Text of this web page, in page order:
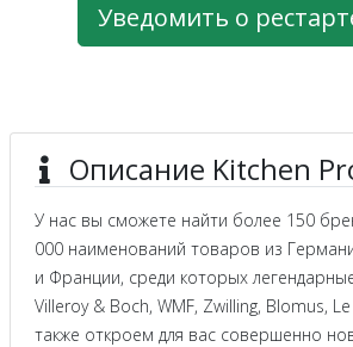
Уведомить о
Описание Kitchen
У нас вы сможете найти более 150
000 наименований товаров из
и Франции, среди которых
Villeroy & Boch, WMF, Zwilling, Blomus,
также откроем для вас совершенно